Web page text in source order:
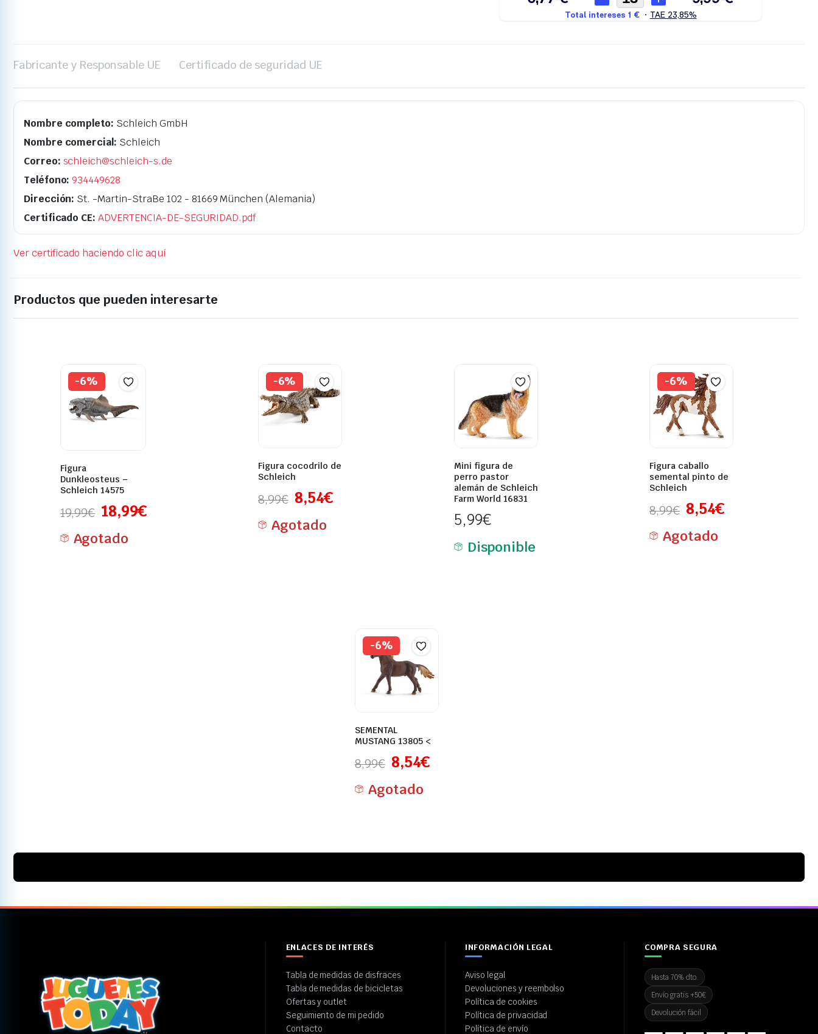
Fabricante y Responsable UE Certificado de seguridad UE
Nombre completo: Schleich GmbH
Nombre comercial: Schleich
Correo: schleich@schleich-s.de
Teléfono: 934449628
Dirección: St. -Martin-StraBe 102 - 81669 München (Alemania)
Certificado CE: ADVERTENCIA-DE-SEGURIDAD.pdf
Ver certificado haciendo clic aquí
Productos que pueden interesarte
-6%
Figura
Dunkleosteus –
Schleich 14575
19,99€ 18,99€
Agotado
-6%
Figura cocodrilo de
Schleich
8,99€ 8,54€
Agotado
Mini figura de
perro pastor
alemán de Schleich
Farm World 16831
5,99€
Disponible
-6%
Figura caballo
semental pinto de
Schleich
8,99€ 8,54€
Agotado
-6%
SEMENTAL
MUSTANG 13805 <
8,99€ 8,54€
Agotado
ENLACES DE INTERÉS
Tabla de medidas de disfraces
Tabla de medidas de bicicletas
Ofertas y outlet
Seguimiento de mi pedido
Contacto
INFORMACIÓN LEGAL
Aviso legal
Devoluciones y reembolso
Política de cookies
Política de privacidad
Política de envío
COMPRA SEGURA
Hasta 70% dto.
Envío gratis +50€
Devolución fácil